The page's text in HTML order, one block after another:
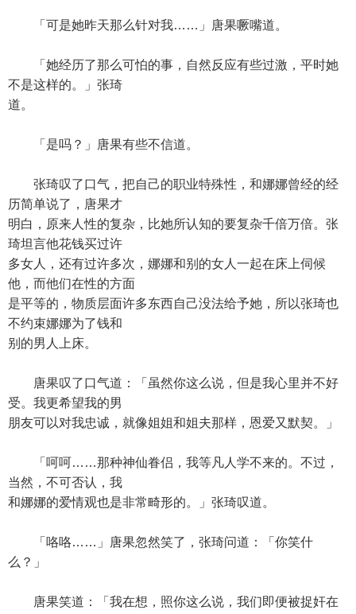
「可是她昨天那么针对我……」唐果噘嘴道。
「她经历了那么可怕的事，自然反应有些过激，平时她
不是这样的。」张琦
道。
「是吗？」唐果有些不信道。
张琦叹了口气，把自己的职业特殊性，和娜娜曾经的经
历简单说了，唐果才
明白，原来人性的复杂，比她所认知的要复杂千倍万倍。张
琦坦言他花钱买过许
多女人，还有过许多次，娜娜和别的女人一起在床上伺候
他，而他们在性的方面
是平等的，物质层面许多东西自己没法给予她，所以张琦也
不约束娜娜为了钱和
别的男人上床。
唐果叹了口气道：「虽然你这么说，但是我心里并不好
受。我更希望我的男
朋友可以对我忠诚，就像姐姐和姐夫那样，恩爱又默契。」
「呵呵……那种神仙眷侣，我等凡人学不来的。不过，
当然，不可否认，我
和娜娜的爱情观也是非常畸形的。」张琦叹道。
「咯咯……」唐果忽然笑了，张琦问道：「你笑什
么？」
唐果笑道：「我在想，照你这么说，我们即便被捉奸在